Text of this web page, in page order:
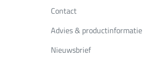
Contact
Advies & productinformatie
Nieuwsbrief